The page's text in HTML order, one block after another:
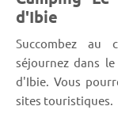
d'Ibie
Succombez au
séjournez dans
d'Ibie. Vous
sites touristiques.